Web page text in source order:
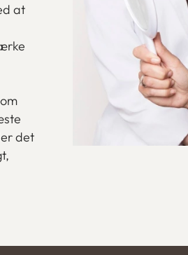
at
det